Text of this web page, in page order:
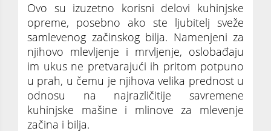
Ovo su izuzetno korisni delovi kuhinjske
opreme, posebno ako ste ljubitelj sveže
samlevenog začinskog bilja. Namenjeni za
njihovo mlevljenje i mrvljenje, oslobađaju
im ukus ne pretvarajući ih pritom potpuno
u prah, u čemu je njihova velika prednost u
odnosu na najrazličitije savremene
kuhinjske mašine i mlinove za mlevenje
začina i bilja.